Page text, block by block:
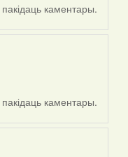
пакідаць каментары.
пакідаць каментары.